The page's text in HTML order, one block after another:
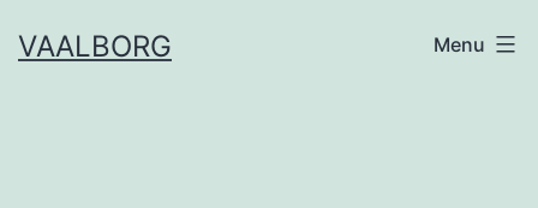
toVAALBORG Menu